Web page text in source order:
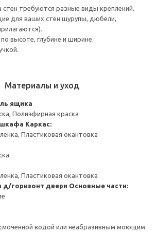
стен требуются разные виды креплений.
для ваших стен шурупы, дюбели,
высоте, глубине и ширине.
Материалы и уход
ящика
Полиэфирная краска
шкафа Каркас:
Пластиковая окантовка
Пластиковая окантовка
д/горизонт двери Основные части:
водой или неабразивным моющим